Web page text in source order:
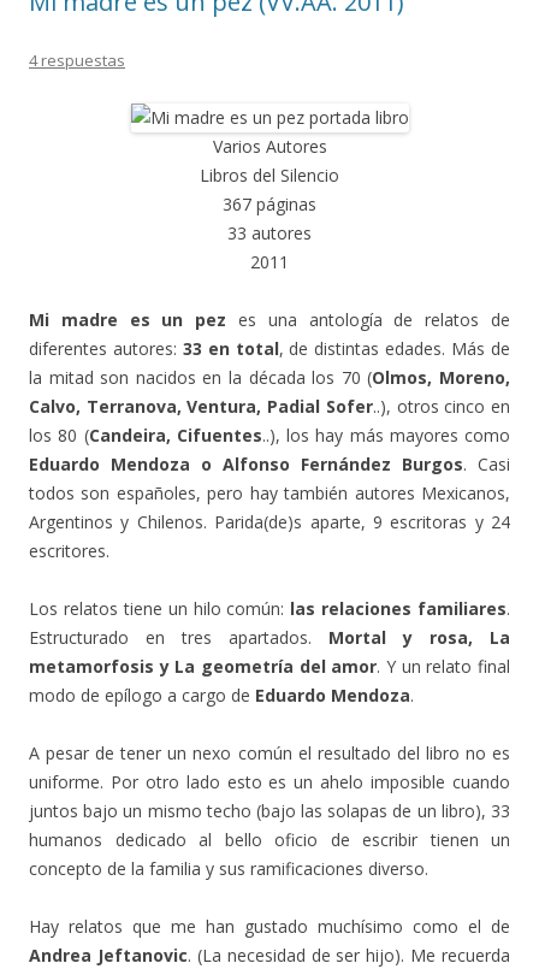
4 respuestas
Varios Autores
Libros del Silencio
367 páginas
33 autores
2011
Mi madre es un pez es una antología de relatos de
diferentes autores: 33 en total, de distintas edades. Más de
la mitad son nacidos en la década los 70 (Olmos, Moreno,
Calvo, Terranova, Ventura, Padial Sofer..), otros cinco en
los 80 (Candeira, Cifuentes..), los hay más mayores como
Eduardo Mendoza o Alfonso Fernández Burgos. Casi
todos son españoles, pero hay también autores Mexicanos,
Argentinos y Chilenos. Parida(de)s aparte, 9 escritoras y 24
escritores.
Los relatos tiene un hilo común: las relaciones familiares.
Estructurado en tres apartados. Mortal y rosa, La
metamorfosis y La geometría del amor. Y un relato final
modo de epílogo a cargo de Eduardo Mendoza.
A pesar de tener un nexo común el resultado del libro no es
uniforme. Por otro lado esto es un ahelo imposible cuando
juntos bajo un mismo techo (bajo las solapas de un libro), 33
humanos dedicado al bello oficio de escribir tienen un
concepto de la familia y sus ramificaciones diverso.
Hay relatos que me han gustado muchísimo como el de
Andrea Jeftanovic. (La necesidad de ser hijo). Me recuerda